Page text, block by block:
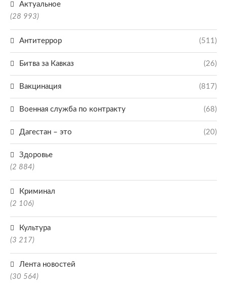
Актуальное
(28 993)
Антитеррор (511)
Битва за Кавказ (26)
Вакцинация (817)
Военная служба по контракту (68)
Дагестан – это (20)
Здоровье
(2 884)
Криминал
(2 106)
Культура
(3 217)
Лента новостей
(30 564)